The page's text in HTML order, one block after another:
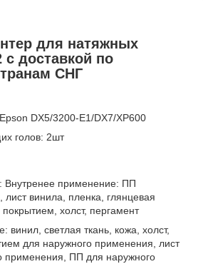
для натяжных
с доставкой по
СНГ
DX5/3200-E1/DX7/XP600
голов: 2шт
Внутренее применение: ПП
лист винила, пленка, глянцевая
холст, пергамент
винил, светлая ткань, кожа, холст,
для наружного применения, лист
применения, ПП для наружного